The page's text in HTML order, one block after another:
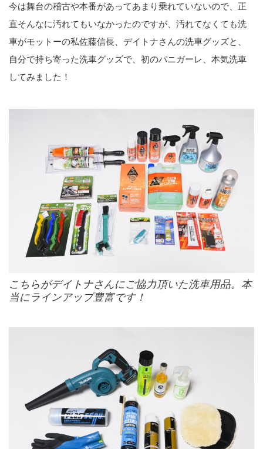
今は舞台の稽古や本番があってあまり乗れていないので、正
直そんなに汚れてもいなかったのですが、汚れてなくても洗
車がモットーの私佐藤信長、デイトナさんの洗車グッズと、
自分で持ち寄った洗車グッズで、初のパニガーレ、本気洗車
してみました！
こちらがデイトナさんにご協力頂いた洗車用品。本
当にラインアップ豊富です！